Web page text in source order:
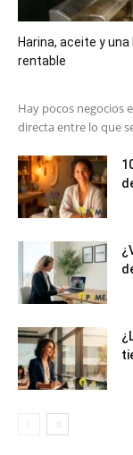
Harina, aceite y
rentable
Hay pocos negocios
directa entre lo que